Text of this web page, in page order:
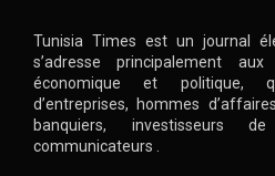
Tunisia Times est un journal
s’adresse principalement
économique et politique,
d’entreprises, hommes
banquiers, investisseurs
communicateurs .